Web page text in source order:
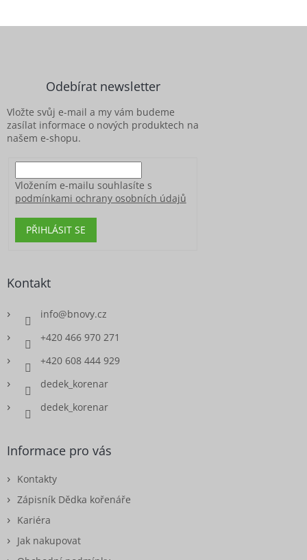
Odebírat newsletter
Vložte svůj e-mail a my vám budeme
zasílat informace o nových produktech na
našem e-shopu.
Vložením e-mailu souhlasíte s
podmínkami ochrany osobních údajů
PŘIHLÁSIT SE
Kontakt
info@bnovy.cz
+420 466 970 271
+420 608 444 929
dedek_korenar
dedek_korenar
Informace pro vás
Kontakty
Zápisník Dědka kořenáře
Kariéra
Jak nakupovat